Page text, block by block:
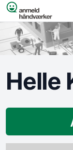
Spring til indhold
Helle